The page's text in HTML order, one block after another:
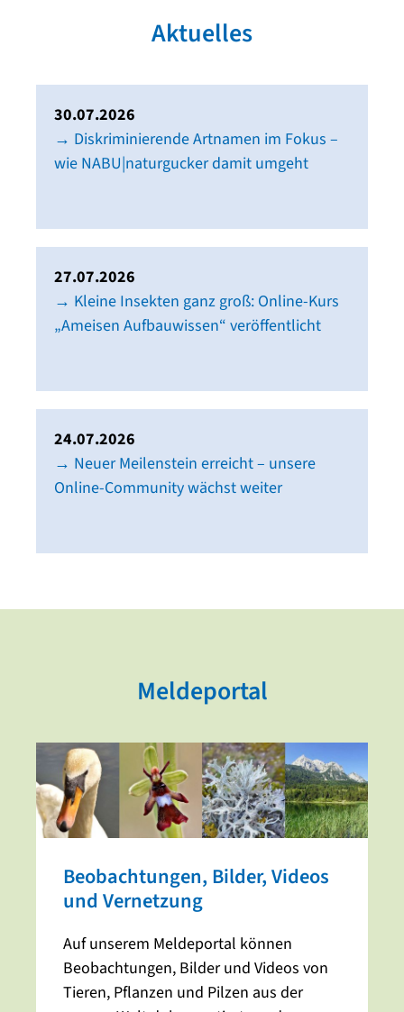
Aktuelles
30.07.2026
→ Diskriminierende Artnamen im Fokus –
wie NABU|naturgucker damit umgeht
27.07.2026
→ Kleine Insekten ganz groß: Online-Kurs
„Ameisen Aufbauwissen“ veröffentlicht
24.07.2026
→ Neuer Meilenstein erreicht – unsere
Online-Community wächst weiter
Meldeportal
Beobachtungen, Bilder, Videos
und Vernetzung
Auf unserem Meldeportal können
Beobachtungen, Bilder und Videos von
Tieren, Pflanzen und Pilzen aus der